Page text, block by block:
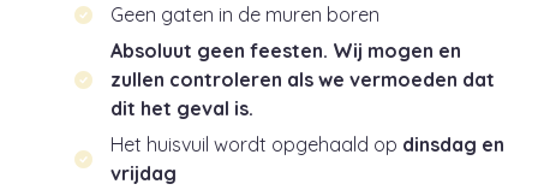
Geen gaten in de muren boren
Absoluut geen feesten. Wij mogen en
zullen controleren als we vermoeden dat
dit het geval is.
Het huisvuil wordt opgehaald op dinsdag en
vrijdag